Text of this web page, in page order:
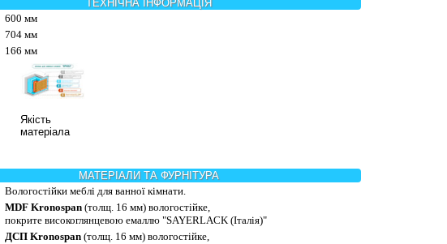
ТЕХНІЧНА ІНФОРМАЦІЯ
600 мм
704 мм
166 мм
Якість
матеріала
МАТЕРІАЛИ ТА ФУРНІТУРА
Вологостійки меблі для ванної кімнати.
MDF Kronospan (толщ. 16 мм) вологостійке,
покрите високоглянцевою емаллю "SAYERLACK (Італія)"
ДСП Kronospan (толщ. 16 мм) вологостійке,